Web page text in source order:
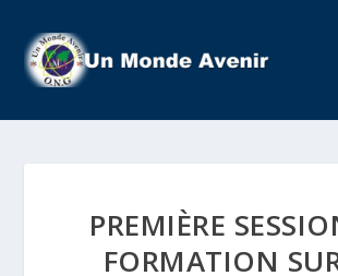
PREMIÈRE
FORMATION